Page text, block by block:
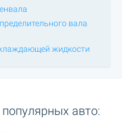
вала
жидкости
авто: